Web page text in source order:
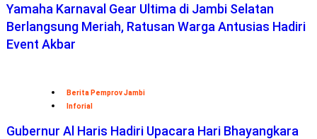
Yamaha Karnaval Gear Ultima di Jambi Selatan
Berlangsung Meriah, Ratusan Warga Antusias Hadiri
Event Akbar
Berita Pemprov Jambi
Inforial
Gubernur Al Haris Hadiri Upacara Hari Bhayangkara